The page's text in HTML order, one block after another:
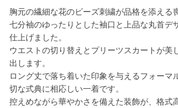
胸元の繊細な花のビーズ刺繍が品格を添える
七分袖のゆったりとした袖口と上品な丸首デ
仕上げました。
ウエストの切り替えとプリーツスカートが美
出します。
ロング丈で落ち着いた印象を与えるフォーマ
切な式典に相応しい一着です。
控えめながら華やかさを備えた装飾が、格式